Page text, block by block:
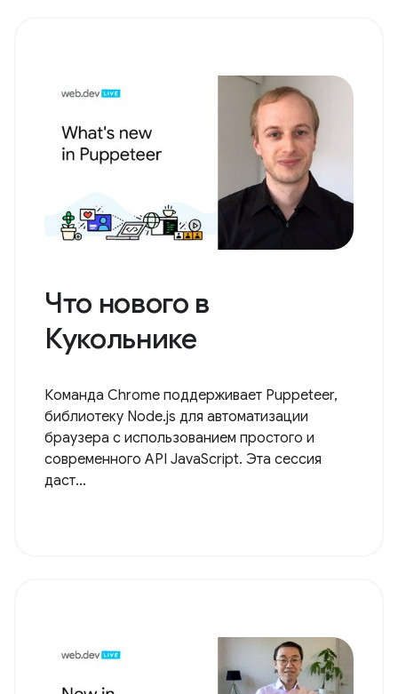
Что нового в
Кукольнике
Команда Chrome поддерживает Puppeteer,
библиотеку Node.js для автоматизации
браузера с использованием простого и
современного API JavaScript. Эта сессия
даст...